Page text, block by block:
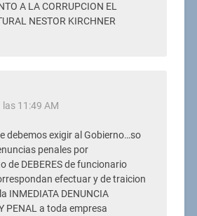
A LA CORRUPCION EL
NESTOR KIRCHNER
11:49 AM
debemos exigir al Gobierno…so
penales por
de DEBERES de funcionario
efectuar y de traicion
INMEDIATA DENUNCIA
PENAL a toda empresa